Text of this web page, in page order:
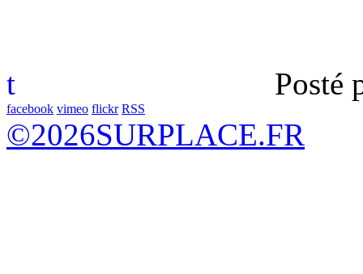
t Posté
facebook vimeo flickr RSS
©2026SURPLACE.FR